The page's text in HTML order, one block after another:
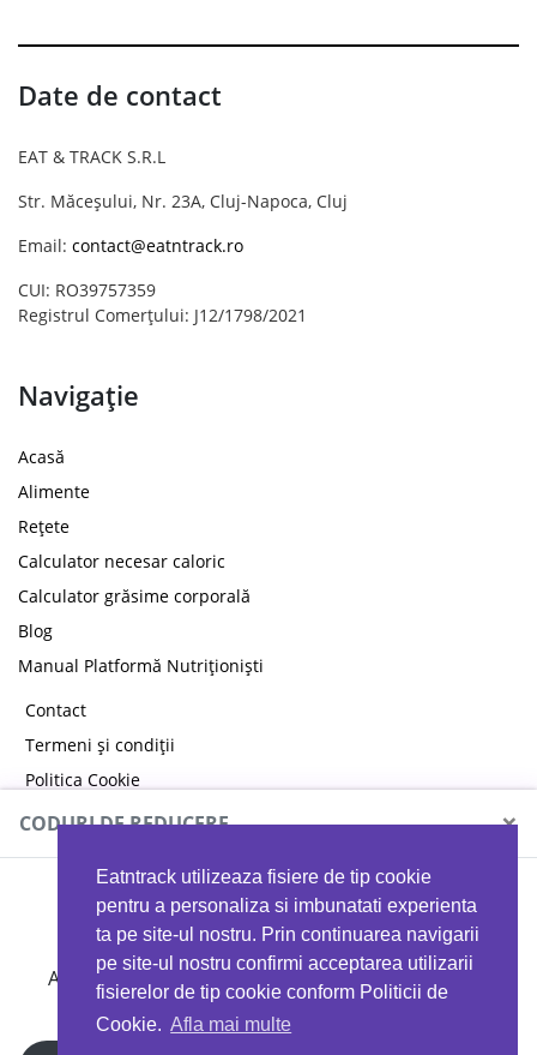
Eatntrack utilizeaza fisiere de tip cookie
pentru a personaliza si imbunatati experienta
ta pe site-ul nostru. Prin continuarea navigarii
pe site-ul nostru confirmi acceptarea utilizarii
fisierelor de tip cookie conform Politicii de
Cookie. Afla mai multe
Date de contact
EAT & TRACK S.R.L
Str. Măceșului, Nr. 23A, Cluj-Napoca, Cluj
Email: contact@eatntrack.ro
CUI: RO39757359
Registrul Comerțului: J12/1798/2021
Navigație
Acasă
Alimente
Rețete
Calculator necesar caloric
Calculator grăsime corporală
Blog
Manual Platformă Nutriționiști
Contact
Termeni și condiții
Politica Cookie
Politica de confidențialitate
CODURI DE REDUCERE ×
MYPROTEIN
Ai 40%reducere la orice comandă folosind codul
EATTRACK